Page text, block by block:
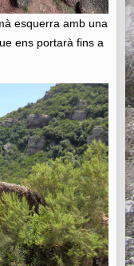
esquerra amb una
ens portarà fins a